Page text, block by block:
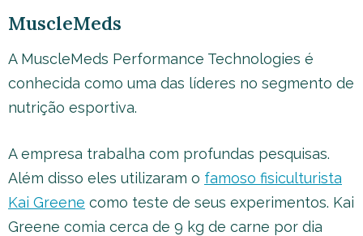
MuscleMeds
A MuscleMeds Performance Technologies é
conhecida como uma das líderes no segmento de
nutrição esportiva.
A empresa trabalha com profundas pesquisas.
Além disso eles utilizaram o famoso fisiculturista
Kai Greene como teste de seus experimentos. Kai
Greene comia cerca de 9 kg de carne por dia